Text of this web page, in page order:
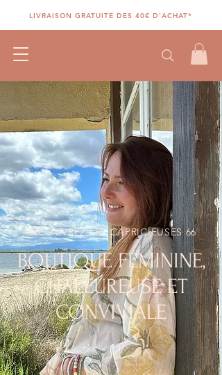
LIVRAISON GRATUITE DES 40€ D'ACHAT*
DÉCOUVREZ LES CAPRICIEUSES 66
BOUTIQUE FÉMININE,
CHALEUREUSE ET
CONVIVIALE